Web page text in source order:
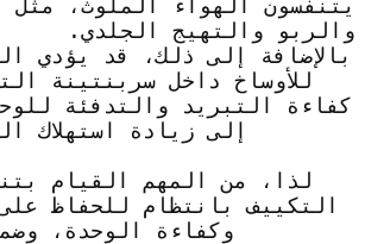
يتنفسون الهواء الملوث، مثل
والربو والتهيج الجلدي.
بالإضافة إلى ذلك، قد يؤدي
للأوساخ داخل سربنتينة
كفاءة التبريد والتدفئة
إلى زيادة استهلاك
لذا، من المهم القيام
التكييف بانتظام للحفاظ
وكفاءة الوحدة،